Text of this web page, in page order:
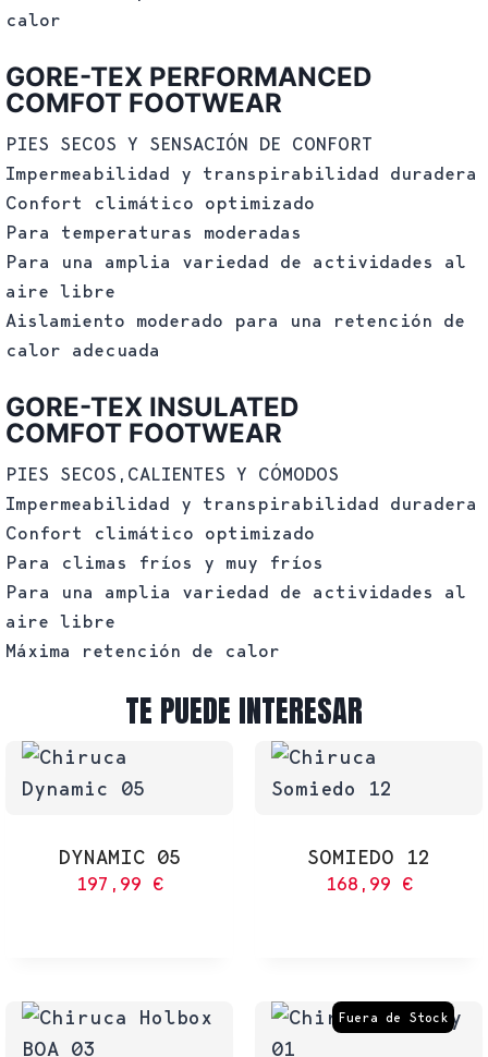
calor
GORE-TEX PERFORMANCED
COMFOT FOOTWEAR
PIES SECOS Y SENSACIÓN DE CONFORT
Impermeabilidad y transpirabilidad duradera
Confort climático optimizado
Para temperaturas moderadas
Para una amplia variedad de actividades al
aire libre
Aislamiento moderado para una retención de
calor adecuada
GORE-TEX INSULATED
COMFOT FOOTWEAR
PIES SECOS,CALIENTES Y CÓMODOS
Impermeabilidad y transpirabilidad duradera
Confort climático optimizado
Para climas fríos y muy fríos
Para una amplia variedad de actividades al
aire libre
Máxima retención de calor
TE PUEDE INTERESAR
DYNAMIC 05
197,99 €
SOMIEDO 12
168,99 €
Fuera de Stock